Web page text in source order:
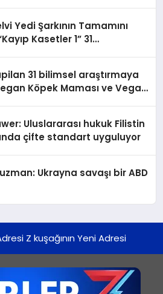
Yedi Şarkının Tamamını
Kasetler 1” 31
31 bilimsel araştırmaya
Köpek Maması ve Vegan
Uluslararası hukuk Filistin
çifte standart uyguluyor
Ukrayna savaşı bir ABD
Z kuşağının Yeni Adresi